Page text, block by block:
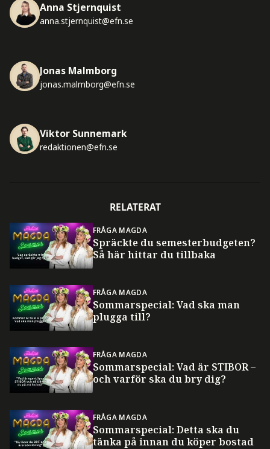
Anna Stjernquist
anna.stjernquist@efn.se
Jonas Malmborg
jonas.malmborg@efn.se
Viktor Sunnemark
redaktionen@efn.se
RELATERAT
FRÅGA MAGDA
Spräckte du semesterbudgeten?
Så här hittar du tillbaka
FRÅGA MAGDA
Sommarspecial: Vad ska man
plugga till?
FRÅGA MAGDA
Sommarspecial: Vad är STIBOR –
och varför ska du bry dig?
FRÅGA MAGDA
Sommarspecial: Detta ska du
tänka på innan du köper bostad